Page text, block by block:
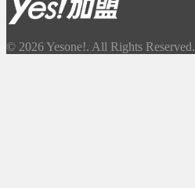
© 2026 Yesone!. All Rights Reserved.